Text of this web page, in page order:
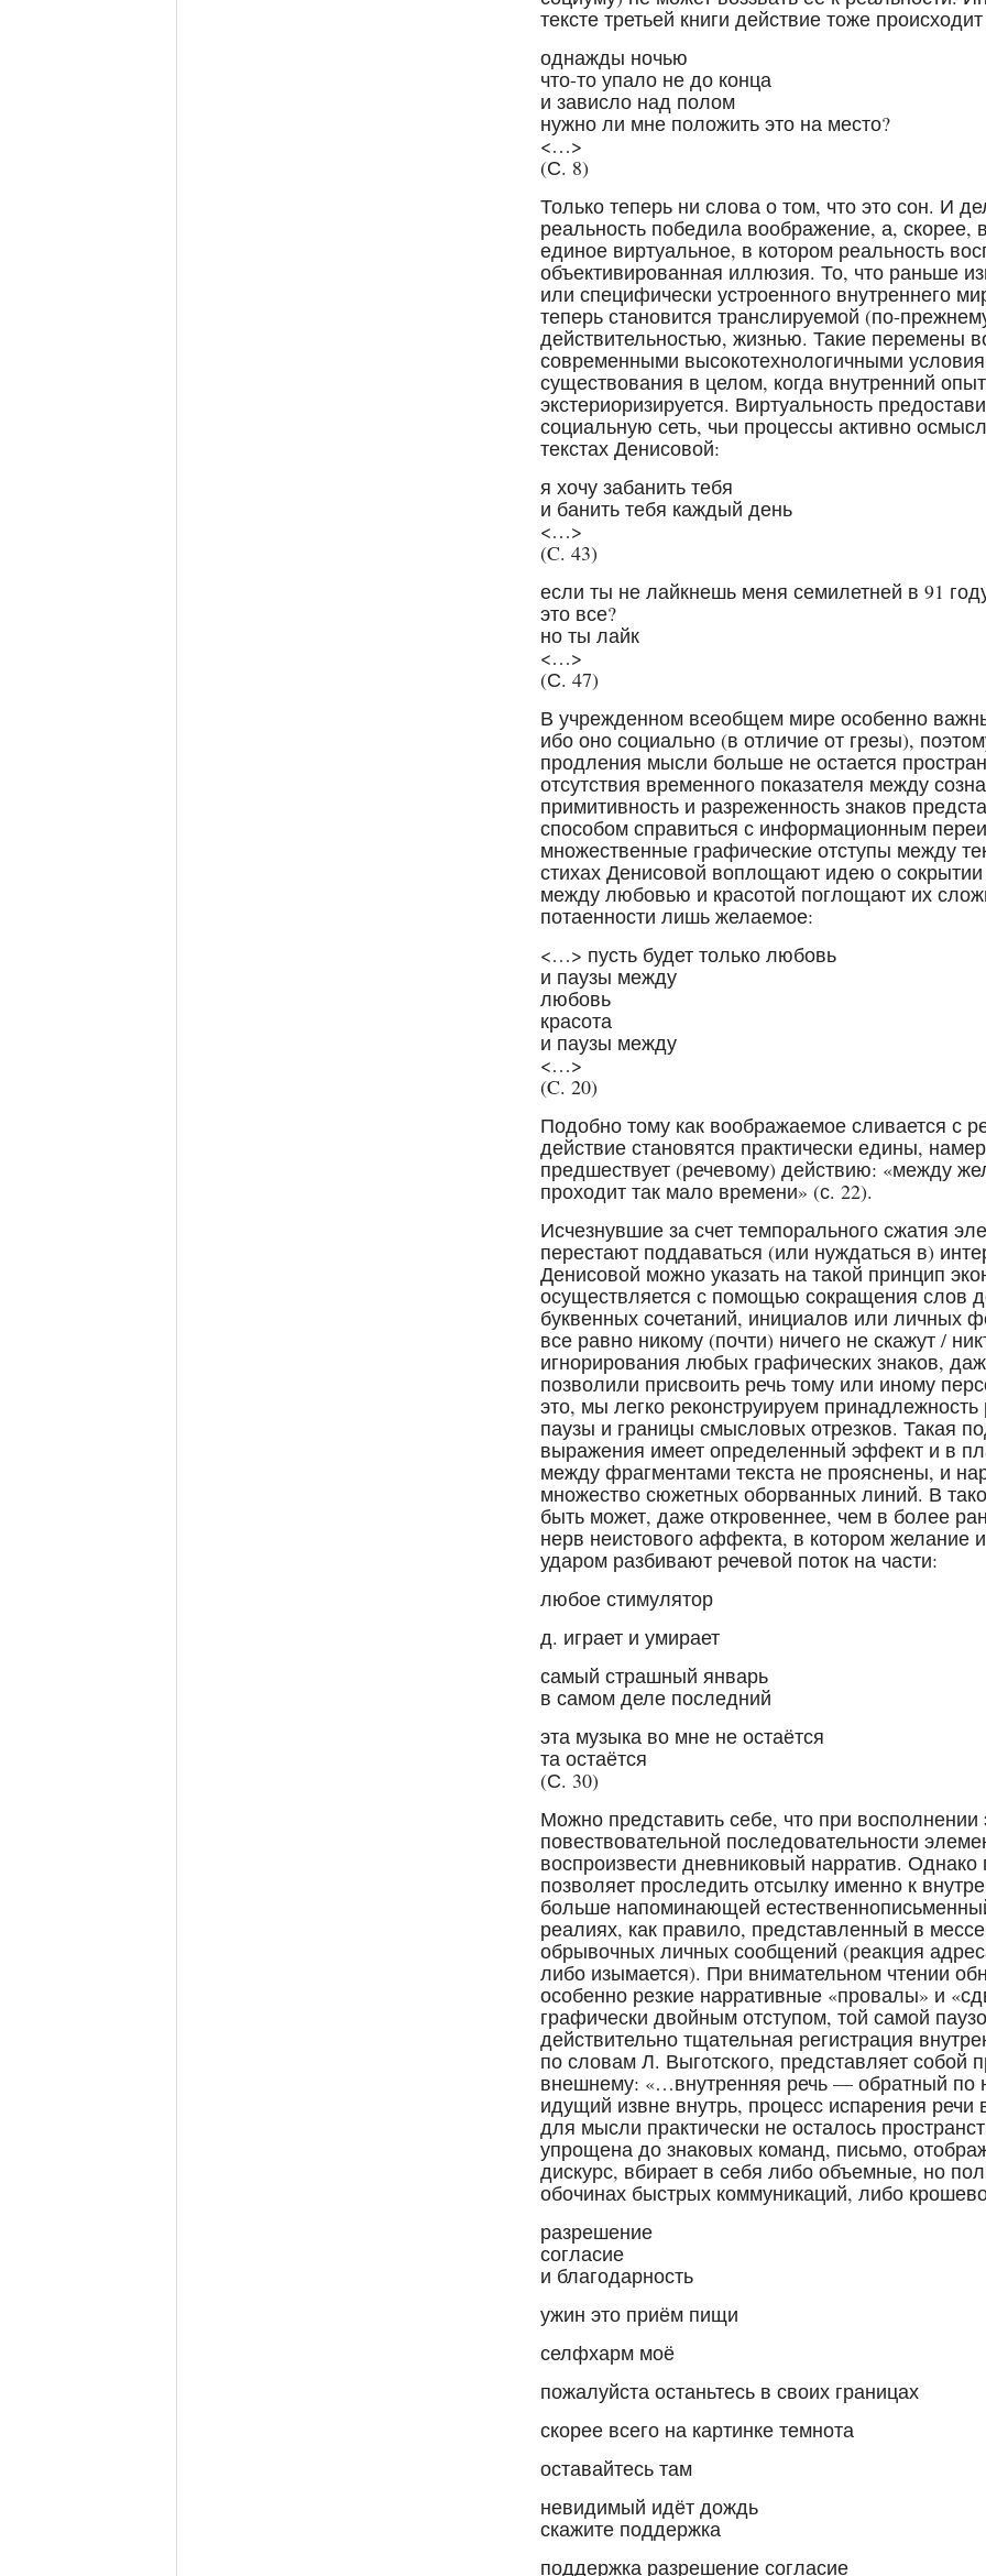
тексте третьей книги действие тоже
однажды ночью
что-то упало не до конца
и зависло над полом
нужно ли мне положить это на место?
<…>
(С. 8)
Только теперь ни слова о том, что это сон. И
реальность победила воображение, а, скорее,
единое виртуальное, в котором реальность
объективированная иллюзия. То, что раньше
или специфически устроенного внутреннего
теперь становится транслируемой (по-
действительностью, жизнью. Такие перемены
современными высокотехнологичными
существования в целом, когда внутренний
экстериоризируется. Виртуальность
социальную сеть, чьи процессы активно
текстах Денисовой:
я хочу забанить тебя
и банить тебя каждый день
<…>
(C. 43)
если ты не лайкнешь меня семилетней в 91
это все?
но ты лайк
<…>
(С. 47)
В учрежденном всеобщем мире особенно
ибо оно социально (в отличие от грезы),
продления мысли больше не остается
отсутствия временного показателя между
примитивность и разреженность знаков
способом справиться с информационным
множественные графические отступы между
стихах Денисовой воплощают идею о
между любовью и красотой поглощают их
потаенности лишь желаемое:
<…> пусть будет только любовь
и паузы между
любовь
красота
и паузы между
<…>
(C. 20)
Подобно тому как воображаемое сливается с
действие становятся практически едины,
предшествует (речевому) действию: «между
проходит так мало времени» (с. 22).
Исчезнувшие за счет темпорального сжатия
перестают поддаваться (или нуждаться в)
Денисовой можно указать на такой принцип
осуществляется с помощью сокращения слов
буквенных сочетаний, инициалов или личных
все равно никому (почти) ничего не скажут /
игнорирования любых графических знаков,
позволили присвоить речь тому или иному
это, мы легко реконструируем
паузы и границы смысловых отрезков. Такая
выражения имеет определенный эффект и в
между фрагментами текста не прояснены, и
множество сюжетных оборванных линий. В
быть может, даже откровеннее, чем в более
нерв неистового аффекта, в котором желание
ударом разбивают речевой поток на части:
любое стимулятор
д. играет и умирает
самый страшный январь
в самом деле последний
эта музыка во мне не остаётся
та остаётся
(С. 30)
Можно представить себе, что при
повествовательной последовательности
воспроизвести дневниковый нарратив. Однако
позволяет проследить отсылку именно к
больше напоминающей
реалиях, как правило, представленный в
обрывочных личных сообщений (реакция
либо изымается). При внимательном чтении
особенно резкие нарративные «провалы» и
графически двойным отступом, той самой
действительно тщательная регистрация
по словам Л. Выготского, представляет собой
внешнему: «…внутренняя речь — обратный по
идущий извне внутрь, процесс испарения речи
для мысли практически не осталось
упрощена до знаковых команд, письмо,
дискурс, вбирает в себя либо объемные, но
обочинах быстрых коммуникаций, либо
разрешение
согласие
и благодарность
ужин это приём пищи
селфхарм моё
пожалуйста останьтесь в своих границах
скорее всего на картинке темнота
оставайтесь там
невидимый идёт дождь
скажите поддержка
поддержка разрешение согласие